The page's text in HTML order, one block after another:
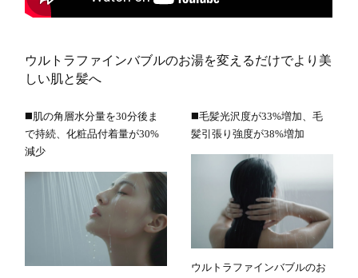
ウルトラファインバブルのお湯を変えるだけでより美
しい肌と髪へ
◼️肌の角層水分量を30分後ま
で持続、化粧品付着量が30%
減少
◼️毛髪光沢度が33%増加、毛
髪引張り強度が38%増加
ウルトラファインバブルのお